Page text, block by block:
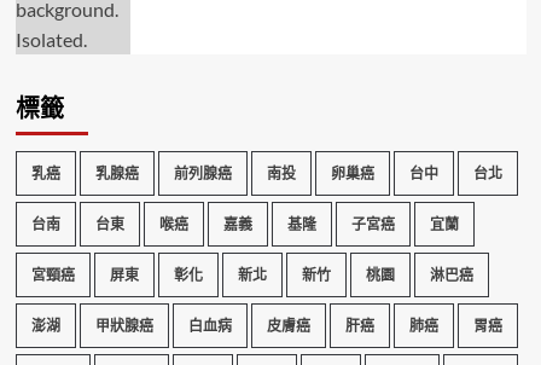
標籤
乳癌 乳腺癌 前列腺癌 南投 卵巢癌 台中 台北
台南 台東 喉癌 嘉義 基隆 子宮癌 宜蘭
宮頸癌 屏東 彰化 新北 新竹 桃園 淋巴癌
澎湖 甲狀腺癌 白血病 皮膚癌 肝癌 肺癌 胃癌